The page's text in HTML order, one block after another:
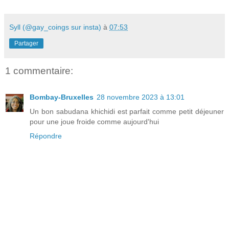
Syll (@gay_coings sur insta) à 07:53
Partager
1 commentaire:
Bombay-Bruxelles 28 novembre 2023 à 13:01
Un bon sabudana khichidi est parfait comme petit déjeuner
pour une joue froide comme aujourd'hui
Répondre